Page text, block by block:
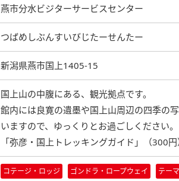
燕市分水ビジターサービスセンター
つばめしぶんすいびじたーせんたー
新潟県燕市国上1405-15
国上山の中腹にある、観光拠点です。
館内には良寛の遺墨や国上山周辺の四季の
いますので、ゆっくりとお過ごしください。
「弥彦・国上トレッキングガイド」（300円
コテージ・ロッジ ゴンドラ・ロープウェイ テー